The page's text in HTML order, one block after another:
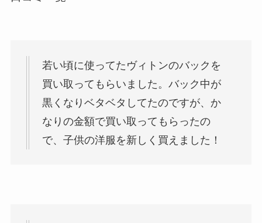
若い頃に使ってたヴィトンのバックを
買い取ってもらいました。バック中が
黒くなりベタベタしてたのですが、か
なりの金額で買い取ってもらったの
で、子供の洋服を新しく買えました！